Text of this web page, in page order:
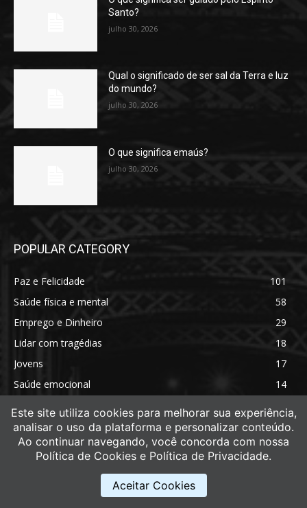
Santo?
julho 30, 2026
Qual o significado de ser sal da Terra e luz
do mundo?
julho 30, 2026
O que significa emaús?
julho 30, 2026
POPULAR CATEGORY
Paz e Felicidade
101
Saúde física e mental
58
Emprego e Dinheiro
29
Lidar com tragédias
18
Jovens
17
Saúde emocional
14
Este site utiliza cookies para melhorar sua experiência,
analisar o uso da plataforma e personalizar conteúdo.
Ao continuar navegando, você concorda com nossa
Política de Cookies e Política de Privacidade.
Aceitar Cookies